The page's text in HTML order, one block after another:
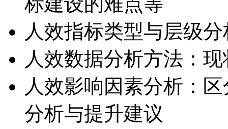
人效指标类型与层级
人效数据分析方法：
人效影响因素分析：
分析与提升建议